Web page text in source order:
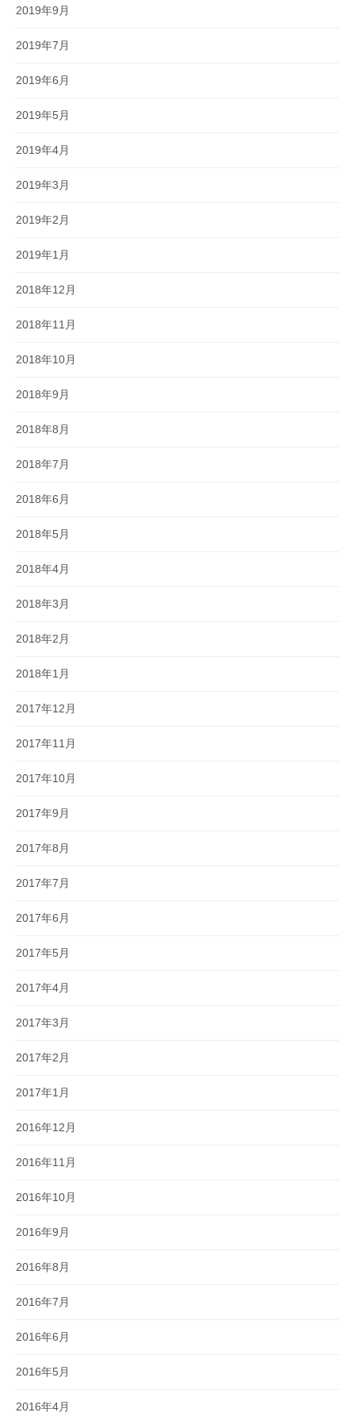
2019年9月
2019年7月
2019年6月
2019年5月
2019年4月
2019年3月
2019年2月
2019年1月
2018年12月
2018年11月
2018年10月
2018年9月
2018年8月
2018年7月
2018年6月
2018年5月
2018年4月
2018年3月
2018年2月
2018年1月
2017年12月
2017年11月
2017年10月
2017年9月
2017年8月
2017年7月
2017年6月
2017年5月
2017年4月
2017年3月
2017年2月
2017年1月
2016年12月
2016年11月
2016年10月
2016年9月
2016年8月
2016年7月
2016年6月
2016年5月
2016年4月